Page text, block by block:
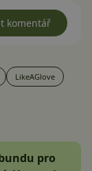
komentář
LikeAGlove
pro